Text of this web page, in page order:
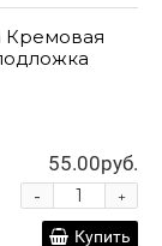
Кремовая
55.00руб.
+
-
Купить